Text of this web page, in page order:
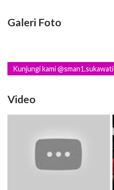
Galeri Foto
Kunjungi kami @sman1.sukawati
Video